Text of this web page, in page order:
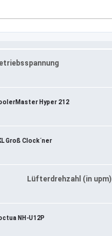
Hyper 212
Groß Clock´ner
Lüfterdrehzahl (in upm)
NH-U12P